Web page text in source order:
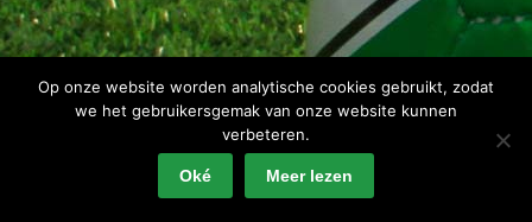
Spartaan'20 Copyright 2022 - alle rechten voorbehouden
Privacyverklaring
Op onze website worden analytische cookies gebruikt, zodat
we het gebruikersgemak van onze website kunnen
verbeteren.
Oké Meer lezen